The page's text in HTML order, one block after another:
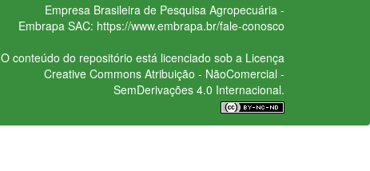
Empresa Brasileira de Pesquisa Agropecuária -
Embrapa SAC: https://www.embrapa.br/fale-conosco
O conteúdo do repositório está licenciado sob a Licença
Creative CommonsAtribuição - NãoComercial -
SemDerivações 4.0 Internacional.